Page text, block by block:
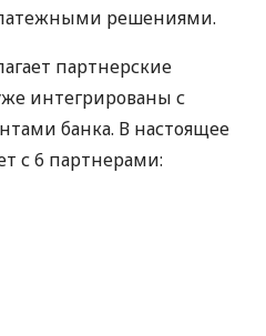
решениями.
партнерские
интегрированы с
банка. В настоящее
с 6 партнерами: